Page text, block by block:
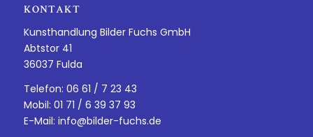
KONTAKT
Kunsthandlung Bilder Fuchs GmbH
Abtstor 41
36037 Fulda
Telefon: 06 61 / 7 23 43
Mobil: 01 71 / 6 39 37 93
E-Mail: info@bilder-fuchs.de